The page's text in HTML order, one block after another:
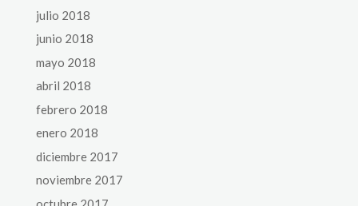
julio 2018
junio 2018
mayo 2018
abril 2018
febrero 2018
enero 2018
diciembre 2017
noviembre 2017